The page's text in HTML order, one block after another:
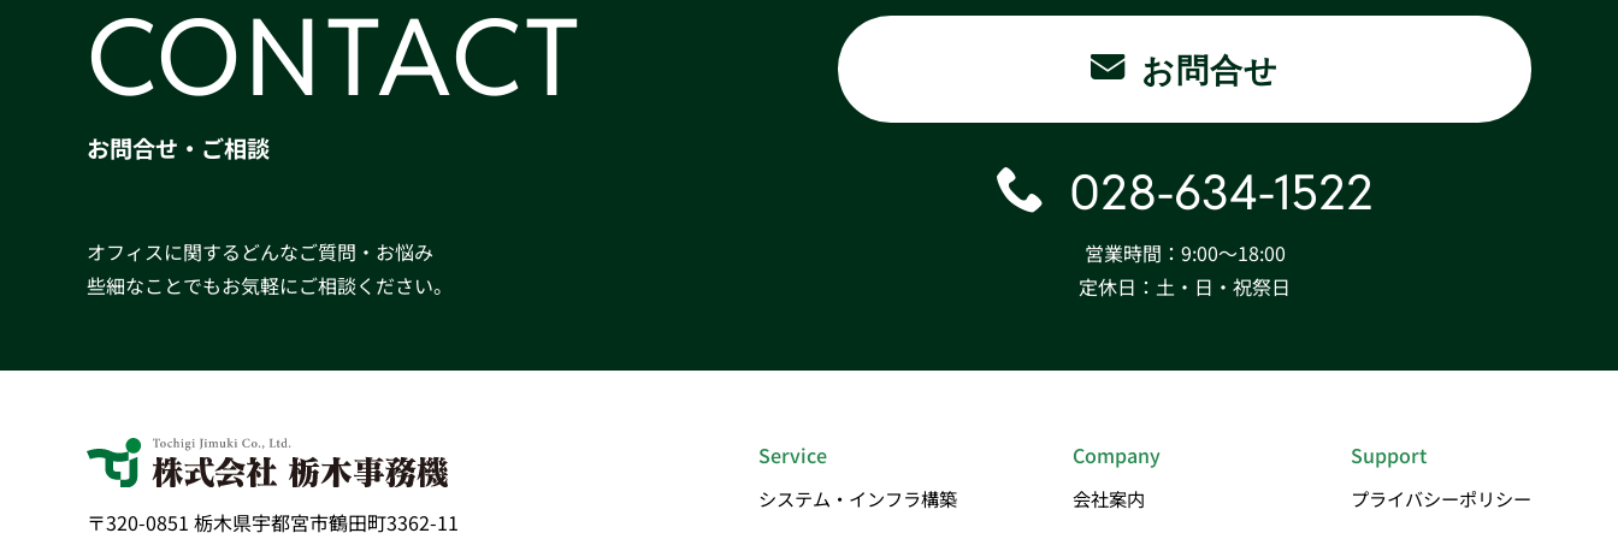
CONTACT
お問合せ・ご相談
オフィスに関するどんなご質問・お悩み
些細なことでもお気軽にご相談ください。
お問合せ
028-634-1522
営業時間：9:00〜18:00
定休日：土・日・祝祭日
〒320-0851 栃木県宇都宮市鶴田町3362-11
Service
システム・インフラ構築
Company
会社案内
Support
プライバシーポリシー